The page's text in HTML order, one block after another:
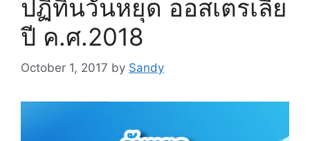
ปฏิทินวันหยุด ออสเตรเลีย
ปี ค.ศ.2018
October 1, 2017 by Sandy